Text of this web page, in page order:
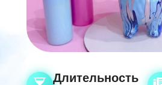
Длительность
Политики конфиденциальности
Получить идеи
Политики конфиденциальности
Получить идеи